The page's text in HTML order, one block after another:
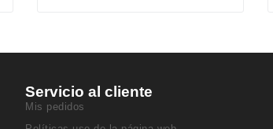
Servicio al cliente
Mis pedidos